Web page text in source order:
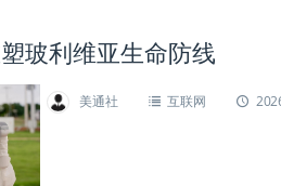
玻利维亚生命防线
美通社 互联网